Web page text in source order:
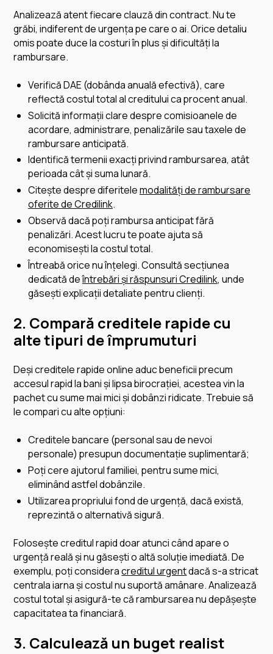
Analizează atent fiecare clauză din contract. Nu te
grăbi, indiferent de urgența pe care o ai. Orice detaliu
omis poate duce la costuri în plus și dificultăți la
rambursare.
Verifică DAE (dobânda anuală efectivă), care
reflectă costul total al creditului ca procent anual.
Solicită informații clare despre comisioanele de
acordare, administrare, penalizările sau taxele de
rambursare anticipată.
Identifică termenii exacți privind rambursarea, atât
perioada cât și suma lunară.
Citește despre diferitelemodalități de rambursare
oferite de Credilink.
Observă dacă poți rambursa anticipat fără
penalizări. Acest lucru te poate ajuta să
economisești la costul total.
Întreabă orice nu înțelegi. Consultă secțiunea
dedicată deîntrebări și răspunsuri Credilink, unde
găsești explicații detaliate pentru clienți.
2. Compară creditele rapide cu
alte tipuri de împrumuturi
Deși creditele rapide online aduc beneficii precum
accesul rapid la bani și lipsa birocrației, acestea vin la
pachet cu sume mai mici și dobânzi ridicate. Trebuie să
le compari cu alte opțiuni:
Creditele bancare (personal sau de nevoi
personale) presupun documentație suplimentară;
Poți cere ajutorul familiei, pentru sume mici,
eliminând astfel dobânzile.
Utilizarea propriului fond de urgență, dacă există,
reprezintă o alternativă sigură.
Folosește creditul rapid doar atunci când apare o
urgență reală și nu găsești o altă soluție imediată. De
exemplu, poți consideracreditul urgentdacă s-a stricat
centrala iarna și costul nu suportă amânare. Analizează
costul total și asigură-te că rambursarea nu depășește
capacitatea ta financiară.
3. Calculează un buget realist